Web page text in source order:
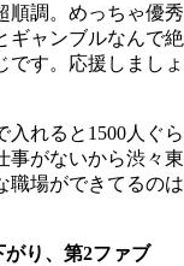
調。めっちゃ優秀
ギャンブルなんで絶
です。応援しましょ
入れると1500人ぐら
事がないから渋々東
職場ができてるのは
り、第2ファブ